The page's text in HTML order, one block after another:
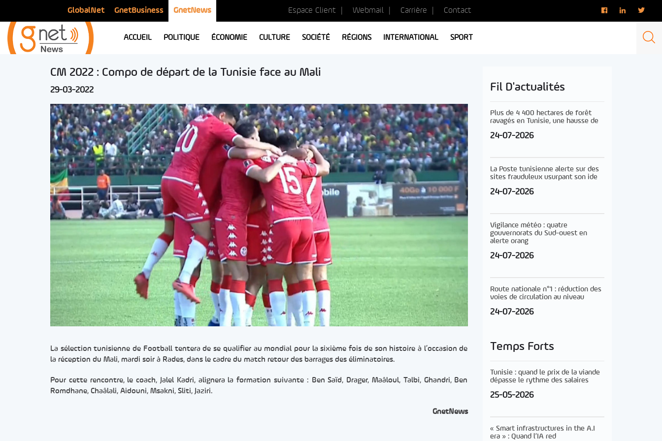
GlobalNet GnetBusiness GnetNews Espace Client Webmail Carrière Contact
ACCUEIL POLITIQUE ÉCONOMIE CULTURE SOCIÉTÉ RÉGIONS INTERNATIONAL SPORT
CM 2022 : Compo de départ de la Tunisie face au Mali
29-03-2022
La sélection tunisienne de Football tentera de se qualifier au mondial pour la sixième fois de son histoire à l’occasion de
la réception du Mali, mardi soir à Rades, dans le cadre du match retour des barrages des éliminatoires.
Pour cette rencontre, le coach, Jalel Kadri, alignera la formation suivante : Ben Saïd, Drager, Maâloul, Talbi, Ghandri, Ben
Romdhane, Chaâlali, Aidouni, Msakni, Sliti, Jaziri.
GnetNews
Fil D'actualités
Plus de 4 400 hectares de forêt
ravagés en Tunisie, une hausse de
24-07-2026
La Poste tunisienne alerte sur des
sites frauduleux usurpant son ide
24-07-2026
Vigilance météo : quatre
gouvernorats du Sud-ouest en
alerte orang
24-07-2026
Route nationale n°1 : réduction des
voies de circulation au niveau
24-07-2026
Temps Forts
Tunisie : quand le prix de la viande
dépasse le rythme des salaires
25-05-2026
« Smart infrastructures in the A.I
era » : Quand l’IA red